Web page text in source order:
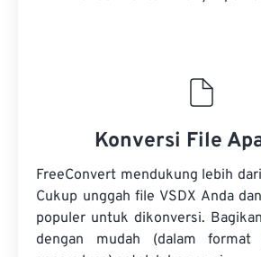
Konversi File
FreeConvert mendukung lebih
Cukup unggah file VSDX Anda
populer untuk dikonversi.
dengan mudah (dalam format